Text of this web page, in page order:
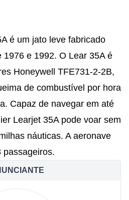
é um jato leve fabricado
1976 e 1992. O Lear 35A é
Honeywell TFE731-2-2B,
de combustível por hora
Capaz de navegar em até
Learjet 35A pode voar sem
náuticas. A aeronave
passageiros.